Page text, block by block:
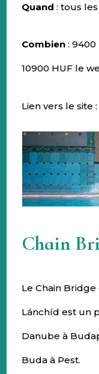
Quand : tous
Combien : 9400
10900 HUF le
Lien vers le site
Chain
Le Chain
Lánchíd est un
Danube à
Buda à Pest.